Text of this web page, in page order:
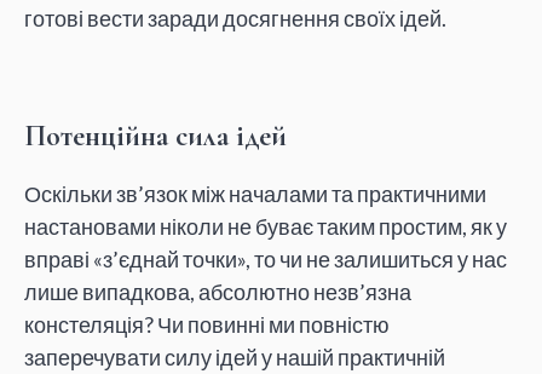
готові вести заради досягнення своїх ідей.
Потенційна сила ідей
Оскільки зв’язок між началами та практичними
настановами ніколи не буває таким простим, як у
вправі «з’єднай точки», то чи не залишиться у нас
лише випадкова, абсолютно незв’язна
констеляція? Чи повинні ми повністю
заперечувати силу ідей у нашій практичній